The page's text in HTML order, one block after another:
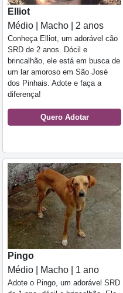
Elliot
Médio | Macho | 2 anos
Conheça Elliot, um adorável cão
SRD de 2 anos. Dócil e
brincalhão, ele está em busca de
um lar amoroso em São José
dos Pinhais. Adote e faça a
diferença!
Quero Adotar
Pingo
Médio | Macho | 1 ano
Adote o Pingo, um adorável SRD